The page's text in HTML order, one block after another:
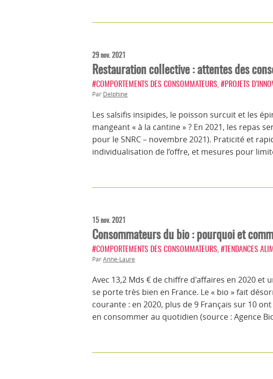
29 nov. 2021
Restauration collective : attentes des
#COMPORTEMENTS DES CONSOMMATEURS #PROJETS
Par Delphine
Les salsifis insipides, le poisson surcuit et les
mangeant « à la cantine » ? En 2021, les repas
pour le SNRC – novembre 2021). Praticité et
individualisation de l’offre, et mesures pour
15 nov. 2021
Consommateurs du bio : pourquoi et
#COMPORTEMENTS DES CONSOMMATEURS #TENDANCES
ParAnne-Laure
Avec 13,2 Mds € de chiffre d'affaires en 2020
se porte très bien en France. Le « bio » fait
courante : en 2020, plus de 9 Français sur 10
en consommer au quotidien (source : Agence